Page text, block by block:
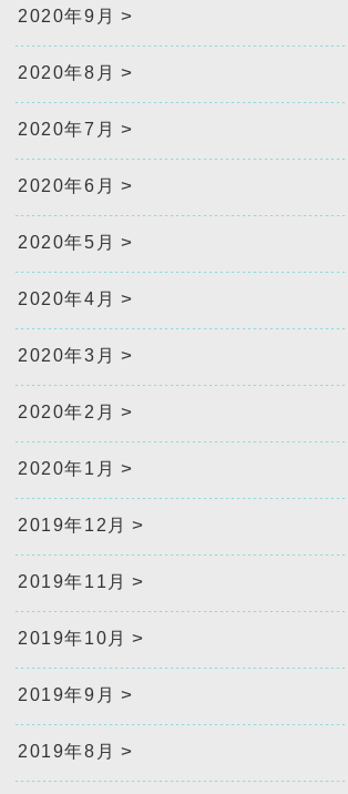
2020年9月
2020年8月
2020年7月
2020年6月
2020年5月
2020年4月
2020年3月
2020年2月
2020年1月
2019年12月
2019年11月
2019年10月
2019年9月
2019年8月